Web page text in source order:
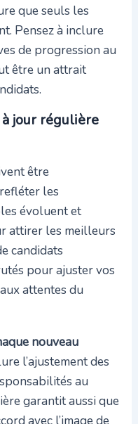
que seuls les
Pensez à inclure
de progression au
être un attrait
à jour régulière
être
les
évoluent et
attirer les meilleurs
candidats
pour ajuster vos
attentes du
nouveau
l’ajustement des
au
garantit aussi que
avec l’image de